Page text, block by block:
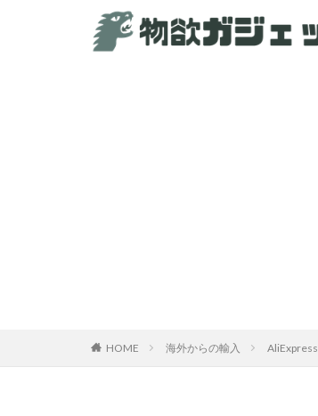
HOME 海外からの輸入 AliExpress